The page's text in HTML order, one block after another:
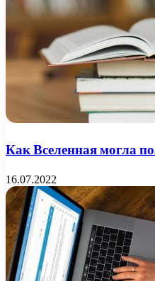
Как Вселенная могла
16.07.2022